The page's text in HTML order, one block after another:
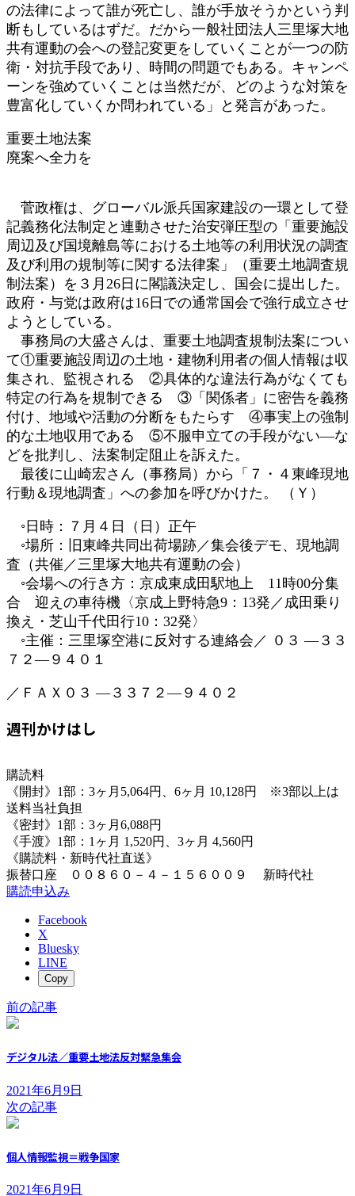
の法律によって誰が死亡し、誰が手放そうかという判
断もしているはずだ。だから一般社団法人三里塚大地
共有運動の会への登記変更をしていくことが一つの防
衛・対抗手段であり、時間の問題でもある。キャンペ
ーンを強めていくことは当然だが、どのような対策を
豊富化していくか問われている」と発言があった。
重要土地法案
廃案へ全力を
菅政権は、グローバル派兵国家建設の一環として登
記義務化法制定と連動させた治安弾圧型の「重要施設
周辺及び国境離島等における土地等の利用状況の調査
及び利用の規制等に関する法律案」（重要土地調査規
制法案）を３月26日に閣議決定し、国会に提出した。
政府・与党は政府は16日での通常国会で強行成立させ
ようとしている。
事務局の大盛さんは、重要土地調査規制法案につい
て①重要施設周辺の土地・建物利用者の個人情報は収
集され、監視される ②具体的な違法行為がなくても
特定の行為を規制できる ③「関係者」に密告を義務
付け、地域や活動の分断をもたらす ④事実上の強制
的な土地収用である ⑤不服申立ての手段がない―な
どを批判し、法案制定阻止を訴えた。
最後に山崎宏さん（事務局）から「７・４東峰現地
行動＆現地調査」への参加を呼びかけた。 （Ｙ）
◦日時：７月４日（日）正午
◦場所：旧東峰共同出荷場跡／集会後デモ、現地調
査（共催／三里塚大地共有運動の会）
◦会場への行き方：京成東成田駅地上 11時00分集
合 迎えの車待機〈京成上野特急9：13発／成田乗り
換え・芝山千代田行10：32発〉
◦主催：三里塚空港に反対する連絡会／ ０３ ―３３
７２―９４０１
／ＦＡＸ０３ ―３３７２―９４０２
週刊かけはし
購読料
《開封》1部：3ヶ月5,064円、6ヶ月 10,128円 ※3部以上は
送料当社負担
《密封》1部：3ヶ月6,088円
《手渡》1部：1ヶ月 1,520円、3ヶ月 4,560円
《購読料・新時代社直送》
振替口座 ００８６０－４－１５６００９ 新時代社
購読申込み
Facebook
X
Bluesky
LINE
Copy
前の記事
デジタル法／重要土地法反対緊急集会
2021年6月9日
次の記事
個人情報監視＝戦争国家
2021年6月9日